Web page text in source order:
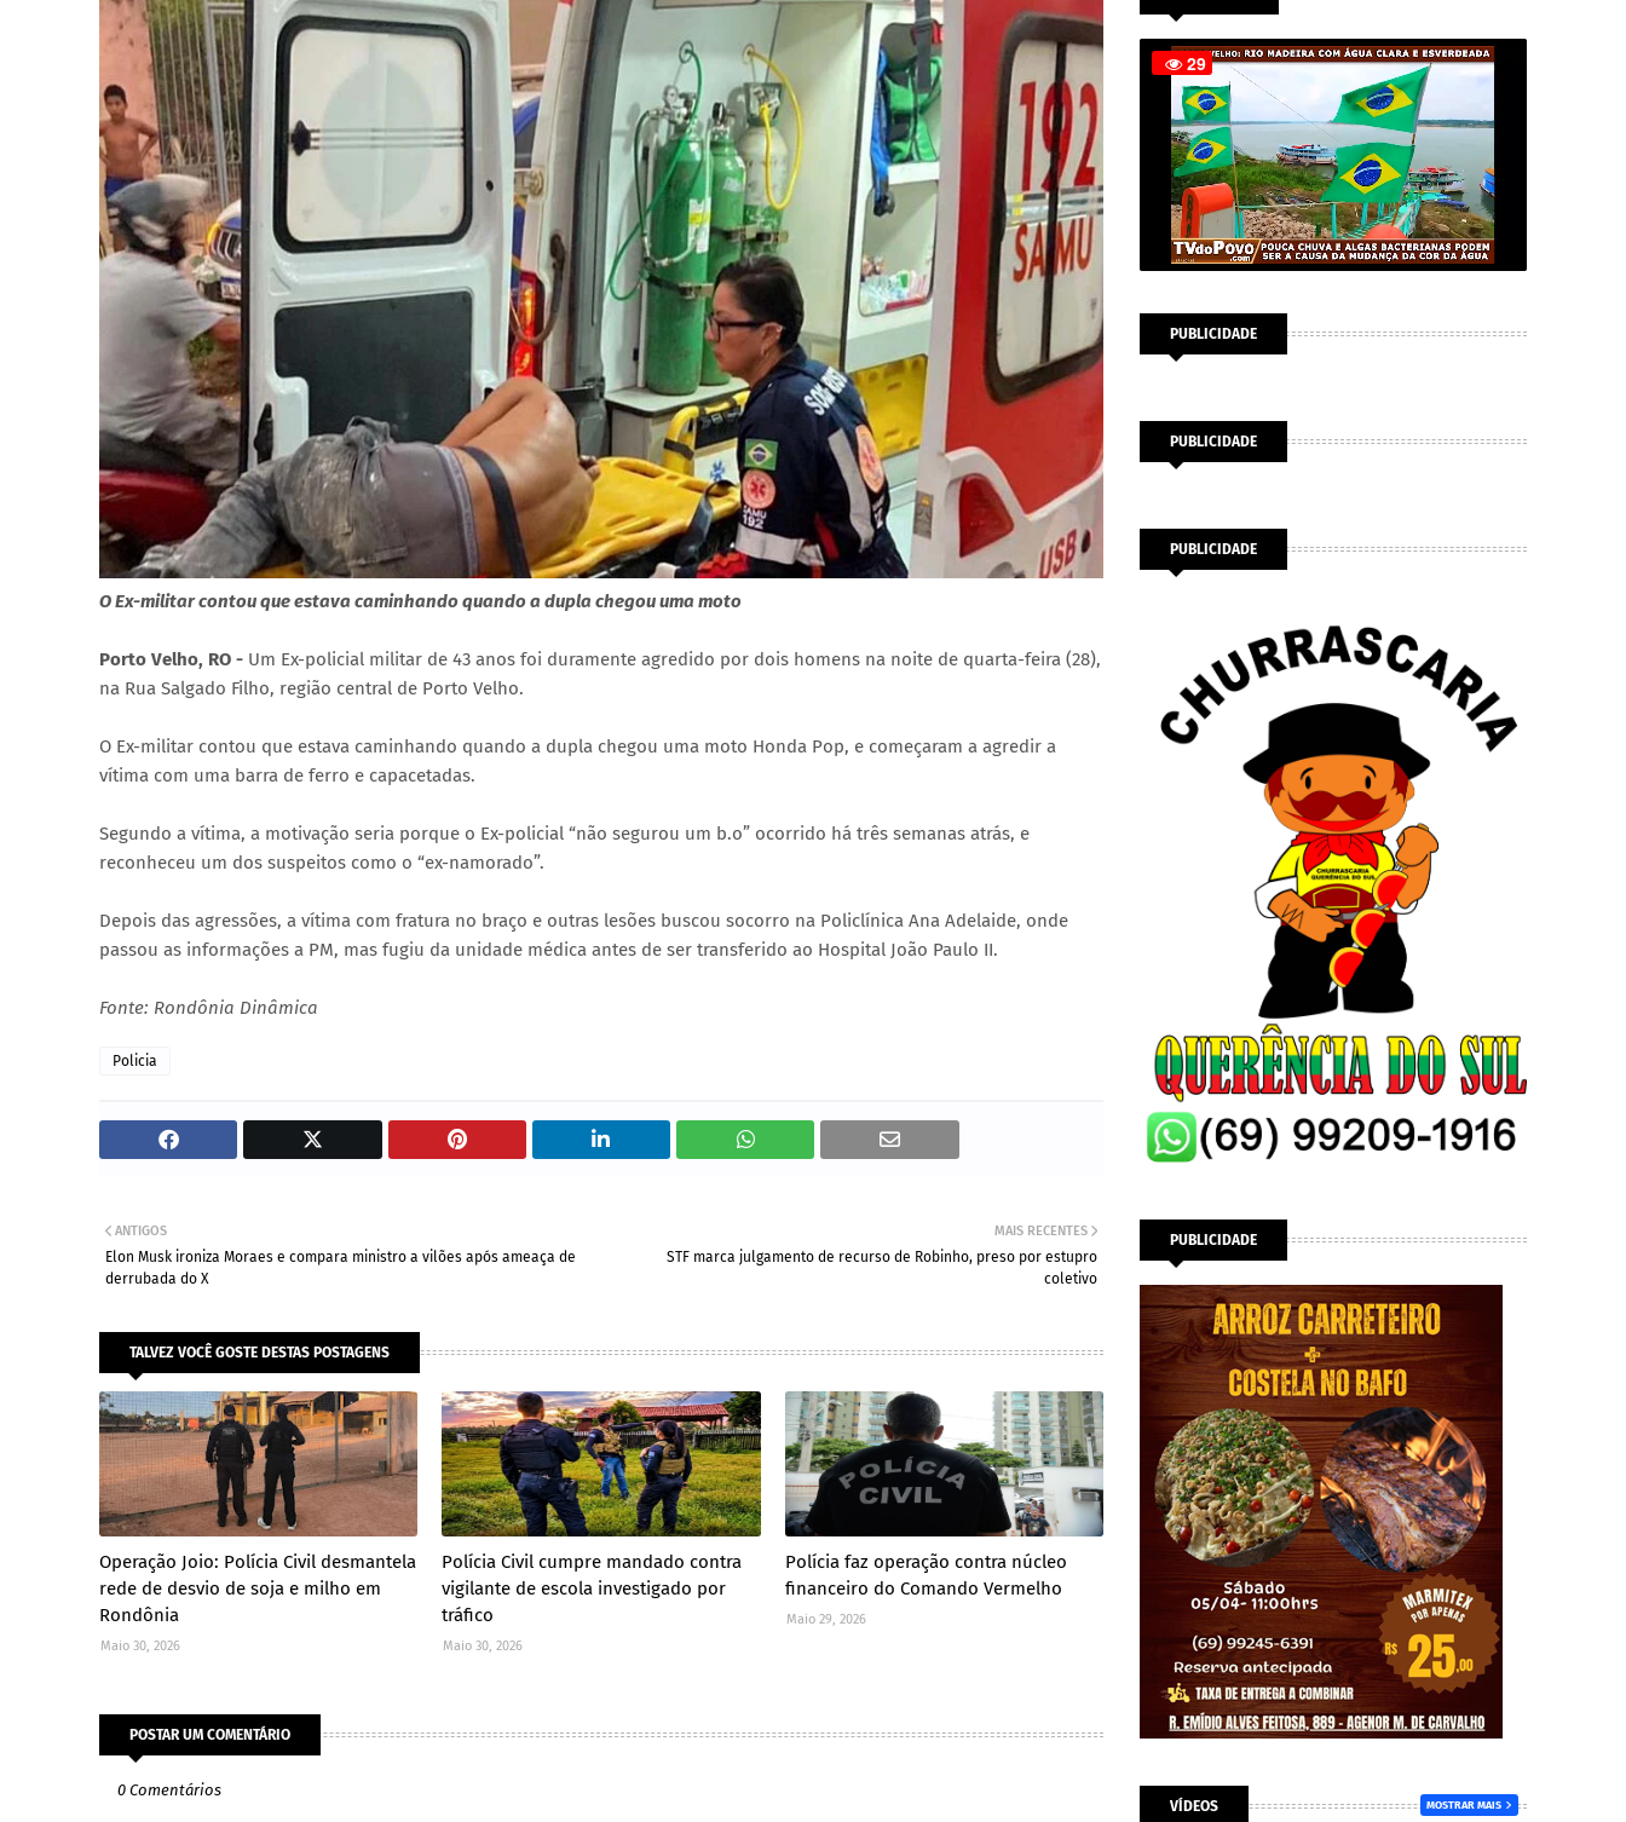
O Ex-militar contou que estava caminhando quando a dupla chegou uma moto
Porto Velho, RO - Um Ex-policial militar de 43 anos foi duramente agredido por dois homens na noite de quarta-feira (28),
na Rua Salgado Filho, região central de Porto Velho.
O Ex-militar contou que estava caminhando quando a dupla chegou uma moto Honda Pop, e começaram a agredir a
vítima com uma barra de ferro e capacetadas.
Segundo a vítima, a motivação seria porque o Ex-policial “não segurou um b.o” ocorrido há três semanas atrás, e
reconheceu um dos suspeitos como o “ex-namorado”.
Depois das agressões, a vítima com fratura no braço e outras lesões buscou socorro na Policlínica Ana Adelaide, onde
passou as informações a PM, mas fugiu da unidade médica antes de ser transferido ao Hospital João Paulo II.
Fonte: Rondônia Dinâmica
Policia
MAIS RECENTES
STF marca julgamento de recurso de Robinho, preso por estupro
coletivo
ANTIGOS
Elon Musk ironiza Moraes e compara ministro a vilões após ameaça de
derrubada do X
TALVEZ VOCÊ GOSTE DESTAS POSTAGENS
Operação Joio: Polícia Civil desmantela
rede de desvio de soja e milho em
Rondônia
Maio 30, 2026
Polícia Civil cumpre mandado contra
vigilante de escola investigado por
tráfico
Maio 30, 2026
Polícia faz operação contra núcleo
financeiro do Comando Vermelho
Maio 29, 2026
POSTAR UM COMENTÁRIO
0 Comentários
PUBLICIDADE
PUBLICIDADE
PUBLICIDADE
PUBLICIDADE
VÍDEOS MOSTRAR MAIS